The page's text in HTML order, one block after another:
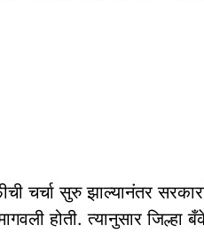
चर्चा सुरु झाल्यानंतर
मागवली होती. त्यानुसार